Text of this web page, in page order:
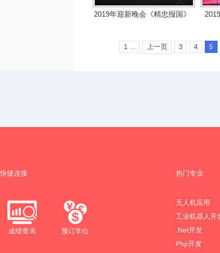
2019年迎新晚会《精忠报国》
1 ... 上一页 3 4 5
快捷连接
成绩查询 预订学位
热门专业
无人机应用
工业机器人开
.Net开发
Php开发